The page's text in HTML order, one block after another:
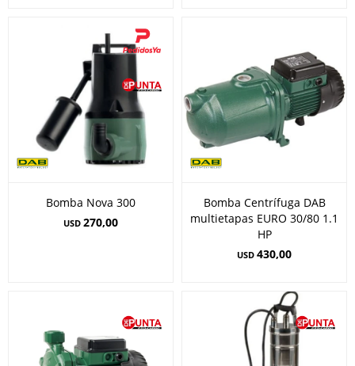
Bomba Nova 300
USD 270,00
Bomba Centrífuga DAB
multietapas EURO 30/80 1.1
HP
USD 430,00